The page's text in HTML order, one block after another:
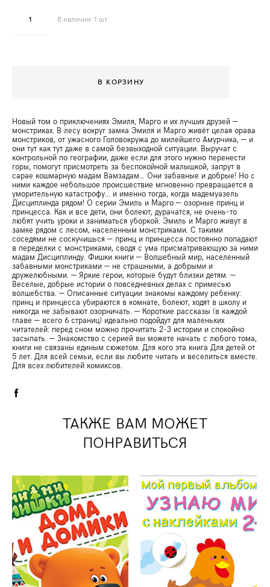
В наличии:1 шт.
В КОРЗИНУ
Новый том о приключениях Эмиля, Марго и их лучших друзей —
монстриках. В лесу вокруг замка Эмиля и Марго живёт целая орава
монстриков, от ужасного Головокружа до милейшего Амурчика, — и
они тут как тут даже в самой безвыходной ситуации. Выручат с
контрольной по географии, даже если для этого нужно перенести
горы, помогут присмотреть за беспокойной малышкой, запрут в
сарае кошмарную мадам Вамзадам... Они забавные и добрые! Но с
ними каждое небольшое происшествие мгновенно превращается в
уморительную катастрофу... и именно тогда, когда мадемуазель
Дисциплинда рядом! О серии Эмиль и Марго — озорные принц и
принцесса. Как и все дети, они болеют, дурачатся, не очень-то
любят учить уроки и заниматься уборкой. Эмиль и Марго живут в
замке рядом с лесом, населенным монстриками. С такими
соседями не соскучишься — принц и принцесса постоянно попадают
в переделки с монстриками, сводя с ума присматривающую за ними
мадам Дисциплинду. Фишки книги — Волшебный мир, населенный
забавными монстриками — не страшными, а добрыми и
дружелюбными. — Яркие герои, которые будут близки детям. —
Веселые, добрые истории о повседневных делах с примесью
волшебства. — Описанные ситуации знакомы каждому ребенку:
принц и принцесса убираются в комнате, болеют, ходят в школу и
никогда не забывают озорничать. — Короткие рассказы (в каждой
главе — всего 6 страниц) идеально подойдут для маленьких
читателей: перед сном можно прочитать 2-3 истории и спокойно
засыпать. — Знакомство с серией вы можете начать с любого тома,
книги не связаны единым сюжетом. Для кого эта книга Для детей от
5 лет. Для всей семьи, если вы любите читать и веселиться вместе.
Для всех любителей комиксов.
ТАКЖЕ ВАМ МОЖЕТ
ПОНРАВИТЬСЯ